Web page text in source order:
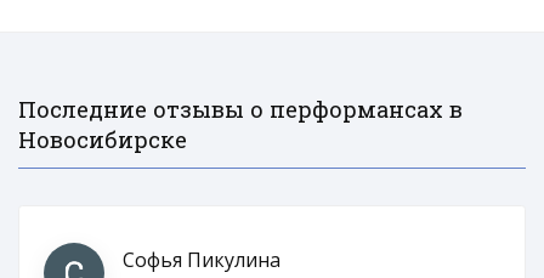
Последние отзывы о перформансах в
Новосибирске
Софья Пикулина